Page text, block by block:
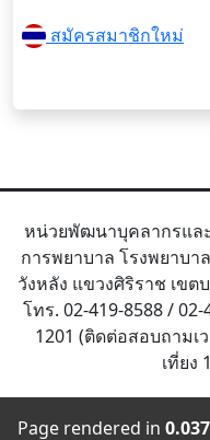
สมัครสมาชิกใหม่
หน่วยพัฒนาบุคลากรแล
การพยาบาล โรงพยาบ
วังหลัง แขวงศิริราช เขต
โทร. 02-419-8588 /
1201 (ติดต่อสอบถามเ
เที่ยง
Page rendered in